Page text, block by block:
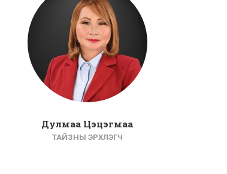
Дулмаа Цэцэгмаа
ТАЙЗНЫ ЭРХЛЭГЧ